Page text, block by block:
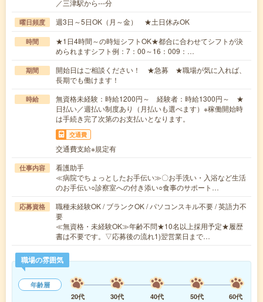
／三津駅から---分
曜日頻度 週3日～5日OK（月～金） ★土日休みOK
時間
★1日4時間～の時短シフトOK★都合に合わせてシフトが決
められますシフト例：7：00～16：009：…
期間
開始日はご相談ください！ ★急募 ★職場が気に入れば、
長期でも働けます！
時給
無資格未経験：時給1200円～ 経験者：時給1300円～ ★
日払い／週払い制度あり（月払いも選べます）※稼働開始時
は手続き完了次第のお支払いとなります。
交通費
交通費支給※規定有
仕事内容
看護助手
≪病院でちょっとしたお手伝い≫〇お手洗い・入浴など生活
のお手伝い○診察室への付き添い○食事のサポート…
応募資格
職種未経験OK / ブランクOK / パソコンスキル不要 / 英語力不
要
≪無資格・未経験OK≫年齢不問★10名以上採用予定★履歴
書は不要です。▽応募後の流れ1)翌営業日まで…
職場の雰囲気
年齢層
20代
30代 40代 50代
60代